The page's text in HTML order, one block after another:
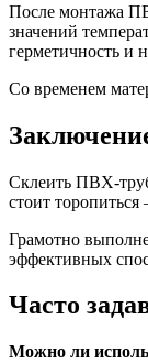
После монтажа
значений
герметичность и
Со временем
Склеить ПВХ-
стоит
Грамотно
эффективных
Часто
Можно ли